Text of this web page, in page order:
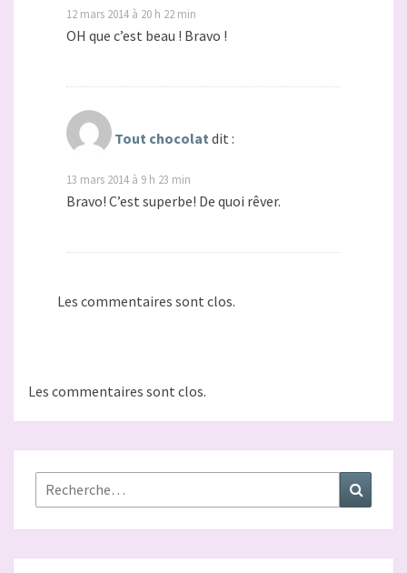
12 mars 2014 à 20 h 22 min
OH que c’est beau ! Bravo !
Tout chocolat dit :
13 mars 2014 à 9 h 23 min
Bravo! C’est superbe! De quoi rêver.
Les commentaires sont clos.
Les commentaires sont clos.
Rechercher :